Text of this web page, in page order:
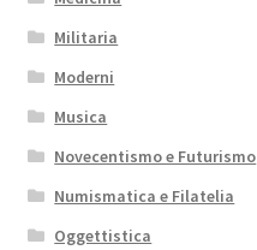
Militaria
Moderni
Musica
Novecentismo e Futurismo
Numismatica e Filatelia
Oggettistica